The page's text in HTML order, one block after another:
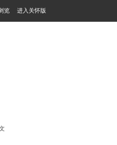
览 进入关怀版